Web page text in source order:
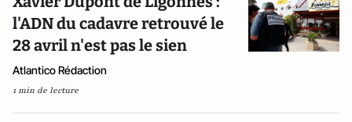
l'ADN du cadavre retrouvé le
28 avril n'est pas le sien
Atlantico Rédaction
1 min de lecture